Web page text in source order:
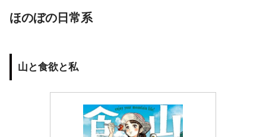
ほのぼの日常系
山と食欲と私